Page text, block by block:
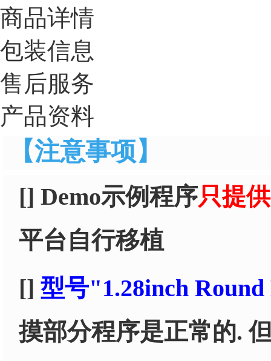
商品详情
包装信息
售后服务
产品资料
【注意事项】
[] Demo示例程序只提供
平台自行移植
[] 型号"1.28inch
摸部分程序是正常的.